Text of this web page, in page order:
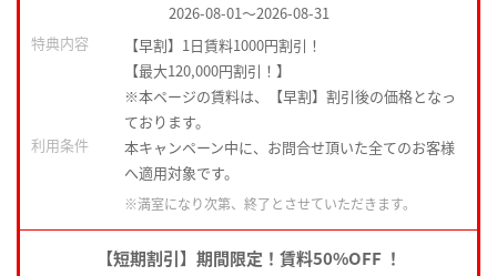
2026-08-01～2026-08-31
特典内容
【早割】1日賃料1000円割引！
【最大120,000円割引！】
※本ページの賃料は、【早割】割引後の価格となっ
ております。
利用条件
本キャンペーン中に、お問合せ頂いた全てのお客様
へ適用対象です。
※満室になり次第、終了とさせていただきます。
【短期割引】期間限定！賃料50%OFF ！